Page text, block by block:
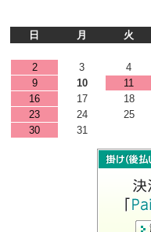
日
月 火
2
3 4
9
10 11
16
17 18
23
24 25
30
31